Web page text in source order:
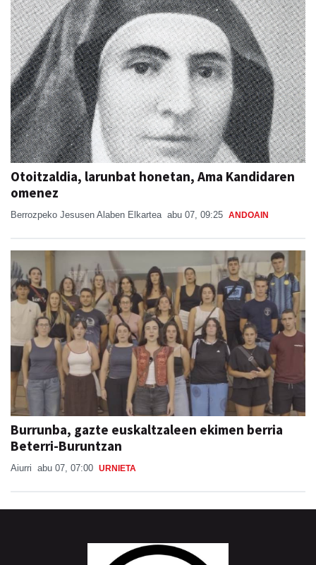
Otoitzaldia, larunbat honetan, Ama Kandidaren
omenez
Berrozpeko Jesusen Alaben Elkartea abu 07, 09:25 ANDOAIN
Burrunba, gazte euskaltzaleen ekimen berria
Beterri-Buruntzan
Aiurri abu 07, 07:00 URNIETA